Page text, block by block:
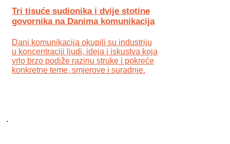
Tri tisuće sudionika i dvije stotine
govornika na Danima komunikacija
Dani komunikacija okupili su industriju
u koncentraciji ljudi, ideja i iskustva koja
vrlo brzo podiže razinu struke i pokreće
konkretne teme, smjerove i suradnje.
.